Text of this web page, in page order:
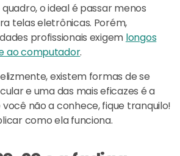
o ideal é passar menos
telas eletrônicas. Porém,
profissionais exigem longos
ao computador.
existem formas de se
e uma das mais eficazes é a
não a conhece, fique tranquilo!
como ela funciona.